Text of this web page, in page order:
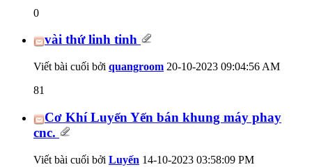
0
vài thứ linh tinh
Viết bài cuối bởi quangroom 20-10-2023 09:04:56 AM
81
Cơ Khí Luyến Yến bán khung máy phay
cnc.
Viết bài cuối bởi Luyến 14-10-2023 03:58:09 PM